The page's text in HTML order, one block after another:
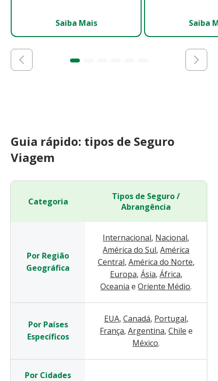
Saiba Mais Saiba
Guia rápido: tipos de Seguro
Viagem
Categoria
Tipos de Seguro /
Abrangência
Por Região
Geográfica
Internacional, Nacional,
América do Sul, América
Central, América do Norte,
Europa, Ásia, África,
Oceania e Oriente Médio.
Por Países
Específicos
EUA, Canadá, Portugal,
França, Argentina, Chile e
México.
Por Cidades